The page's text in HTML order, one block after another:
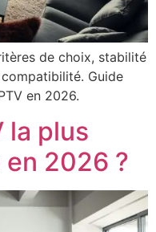
de choix, stabilité
Guide
en 2026.
la plus
2026 ?